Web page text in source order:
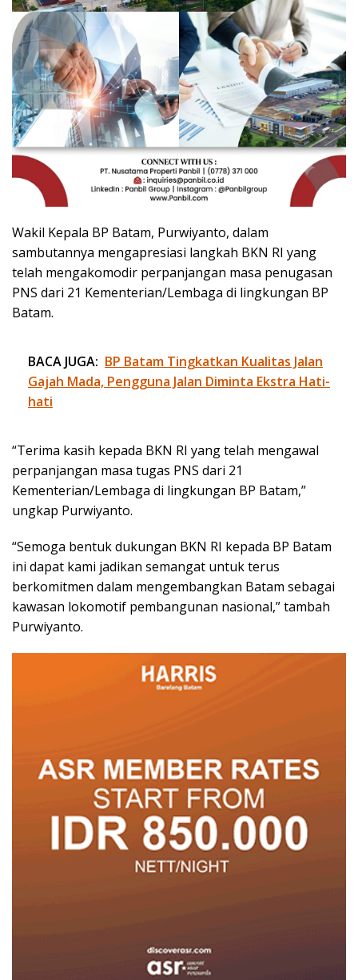
Wakil Kepala BP Batam, Purwiyanto, dalam
sambutannya mengapresiasi langkah BKN RI yang
telah mengakomodir perpanjangan masa penugasan
PNS dari 21 Kementerian/Lembaga di lingkungan BP
Batam.
BACA JUGA: BP Batam Tingkatkan Kualitas Jalan
Gajah Mada, Pengguna Jalan Diminta Ekstra Hati-
hati
“Terima kasih kepada BKN RI yang telah mengawal
perpanjangan masa tugas PNS dari 21
Kementerian/Lembaga di lingkungan BP Batam,”
ungkap Purwiyanto.
“Semoga bentuk dukungan BKN RI kepada BP Batam
ini dapat kami jadikan semangat untuk terus
berkomitmen dalam mengembangkan Batam sebagai
kawasan lokomotif pembangunan nasional,” tambah
Purwiyanto.